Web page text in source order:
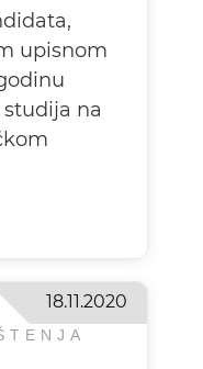
upisnom
na
18.11.2020